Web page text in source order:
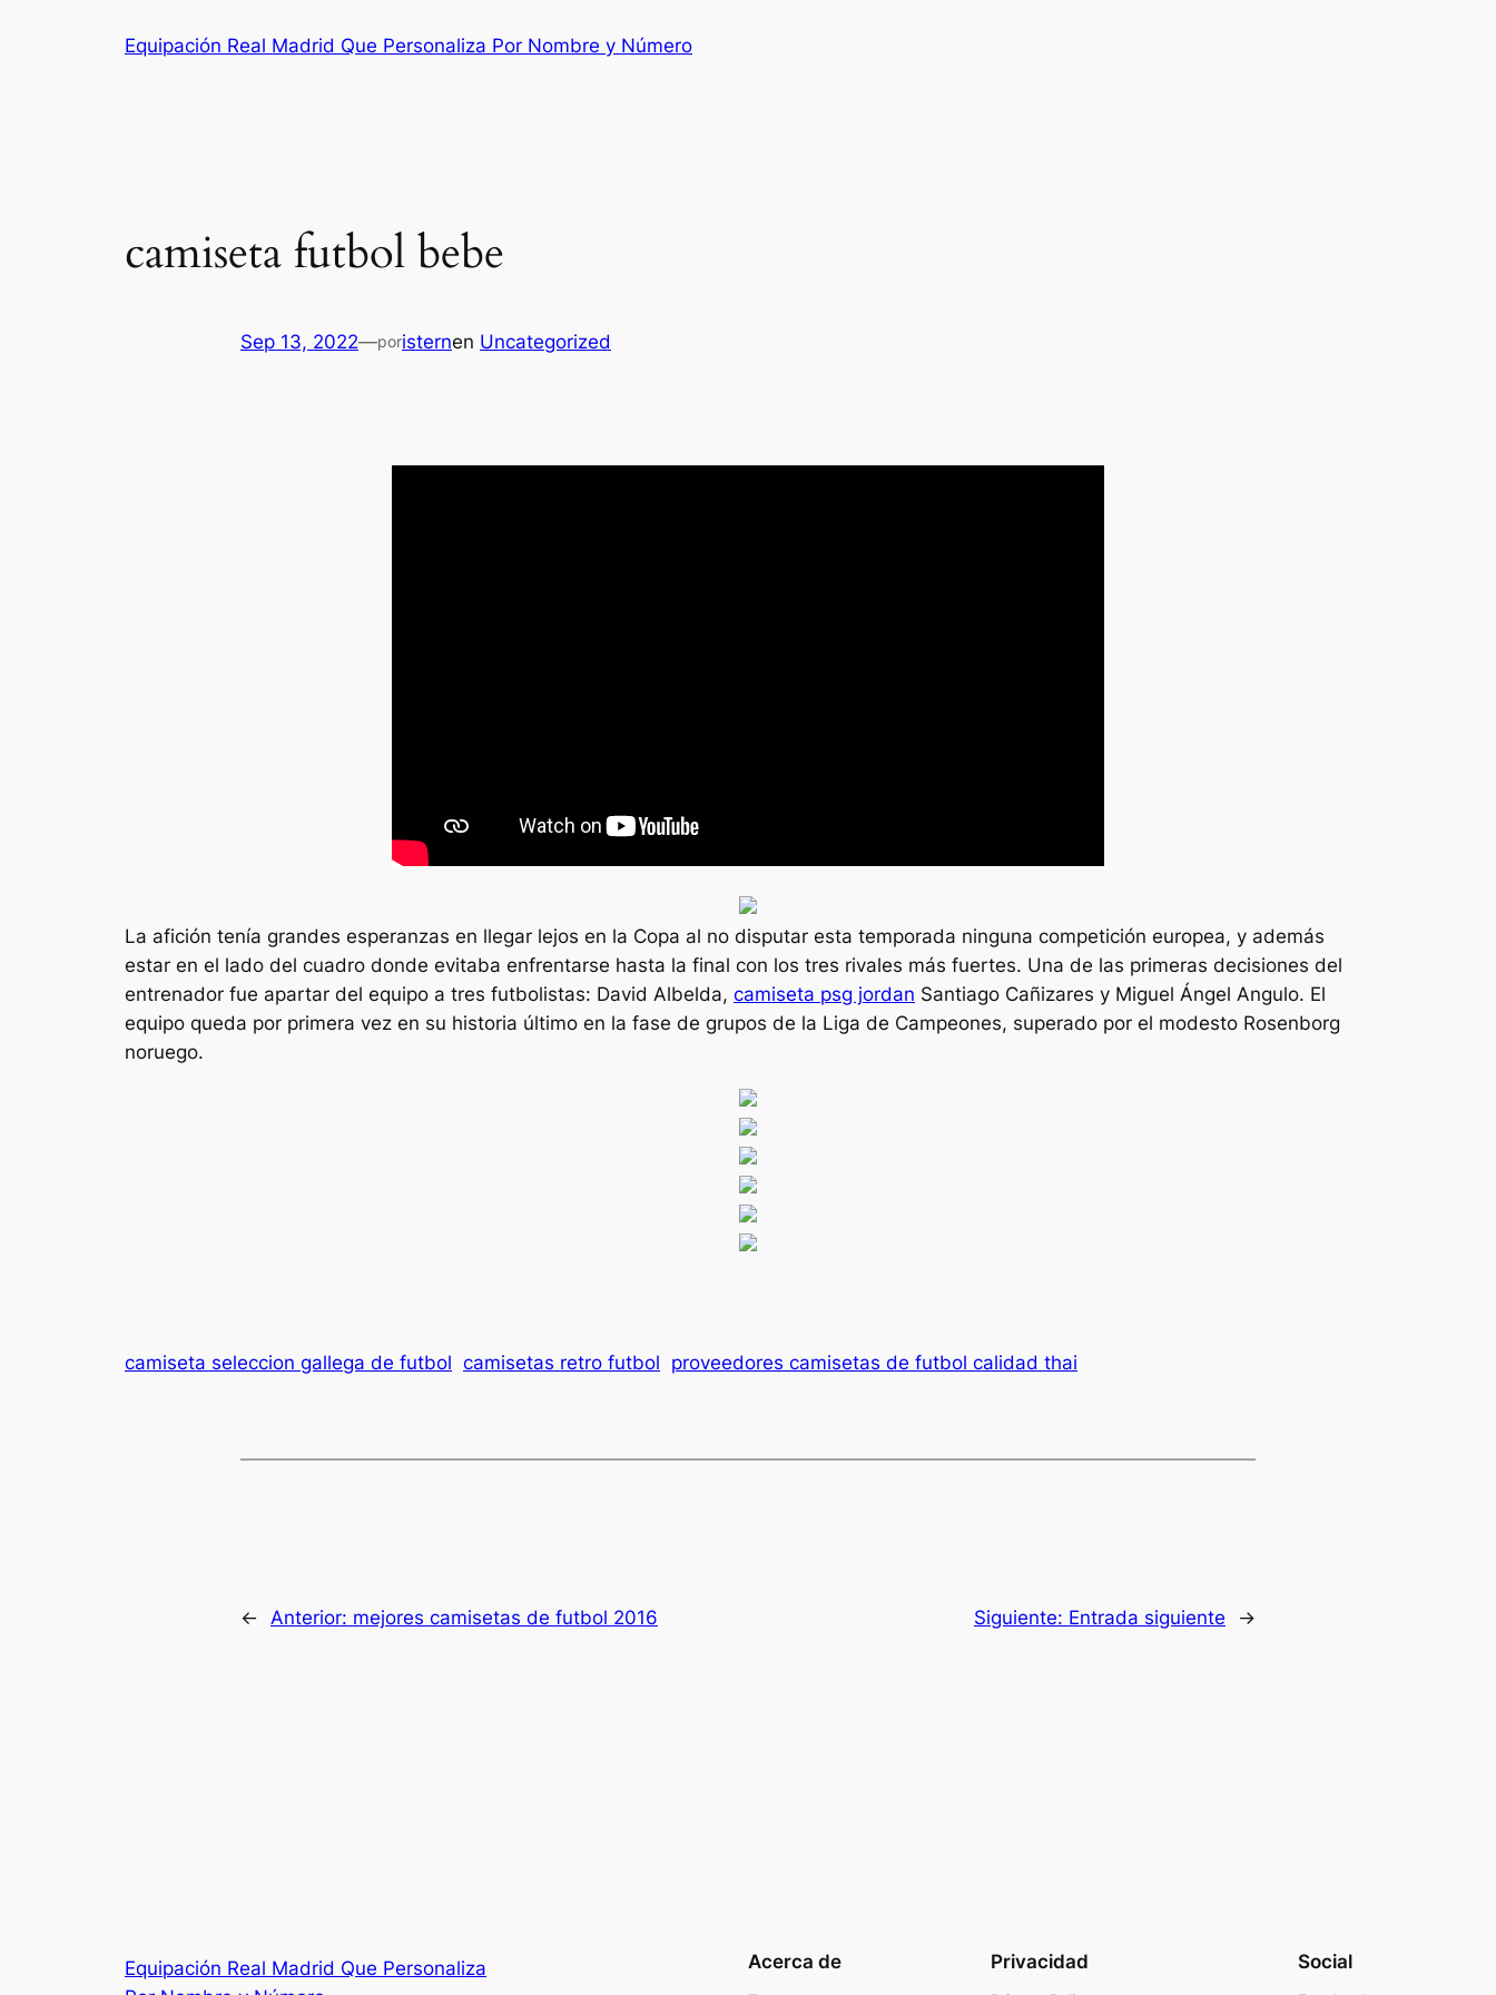
Equipación Real Madrid Que Personaliza Por Nombre y Número
camiseta futbol bebe
Sep 13, 2022—poristernen Uncategorized
La afición tenía grandes esperanzas en llegar lejos en la Copa al no disputar esta temporada ninguna competición europea, y además
estar en el lado del cuadro donde evitaba enfrentarse hasta la final con los tres rivales más fuertes. Una de las primeras decisiones del
entrenador fue apartar del equipo a tres futbolistas: David Albelda, camiseta psg jordan Santiago Cañizares y Miguel Ángel Angulo. El
equipo queda por primera vez en su historia último en la fase de grupos de la Liga de Campeones, superado por el modesto Rosenborg
noruego.
camiseta seleccion gallega de futbol camisetas retro futbol proveedores camisetas de futbol calidad thai
← Anterior: mejores camisetas de futbol 2016 Siguiente: Entrada siguiente →
Equipación Real Madrid Que Personaliza
Acerca de Privacidad Social